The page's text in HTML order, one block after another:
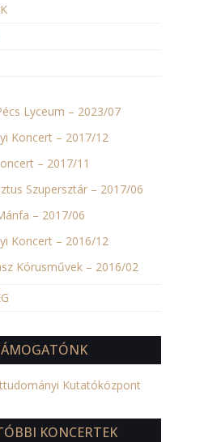
Lyceum – 2023/07
Koncert – 2017/12
– 2017/11
Szupersztár – 2017/06
– 2017/06
Koncert – 2016/12
Kórusművek – 2016/02
Kutatóközpont
KONCERTEK